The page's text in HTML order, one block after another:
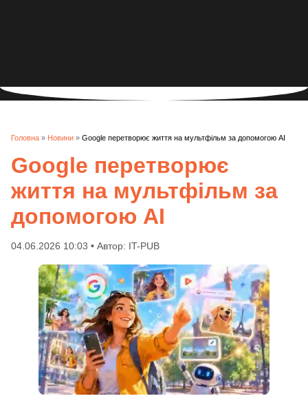
Головна » Новини » Google перетворює життя на мультфільм за допомогою AI
Google перетворює
життя на мультфільм за
допомогою AI
04.06.2026 10:03 • Автор: IT-PUB